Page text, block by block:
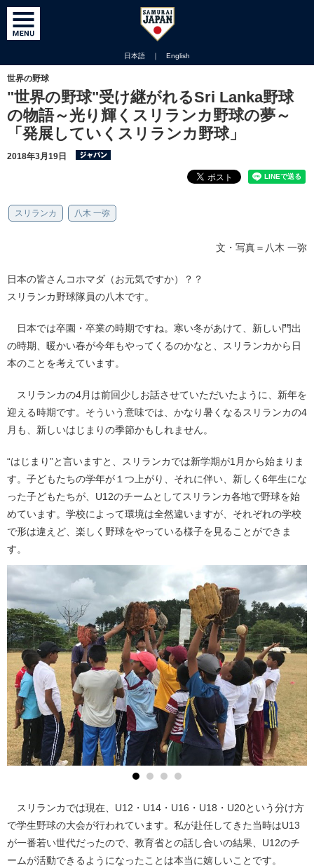
日本語 ｜ English
世界の野球
"世界の野球"受け継がれるSri Lanka野球
の物語～光り輝くスリランカ野球の夢～
「発展していくスリランカ野球」
2018年3月19日
スリランカ 八木 一弥
文・写真＝八木 一弥
日本の皆さんコホマダ（お元気ですか）？？
スリランカ野球隊員の八木です。
日本では卒園・卒業の時期ですね。寒い冬があけて、新しい門出
の時期、暖かい春が今年もやってくるのかなと、スリランカから日
本のことを考えています。
スリランカの4月は前回少しお話させていただいたように、新年を
迎える時期です。そういう意味では、かなり暑くなるスリランカの4
月も、新しいはじまりの季節かもしれません。
“はじまり”と言いますと、スリランカでは新学期が1月から始まりま
す。子どもたちの学年が１つ上がり、それに伴い、新しく6年生にな
った子どもたちが、U12のチームとしてスリランカ各地で野球を始
めています。学校によって環境は全然違いますが、それぞれの学校
で形は違えど、楽しく野球をやっている様子を見ることができま
す。
スリランカでは現在、U12・U14・U16・U18・U20という分け方
で学生野球の大会が行われています。私が赴任してきた当時はU13
が一番若い世代だったので、教育省との話し合いの結果、U12のチ
ームが活動できるようになったことは本当に嬉しいことです。